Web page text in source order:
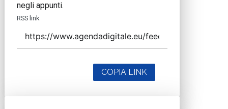
negli appunti.
RSS link
COPIA LINK